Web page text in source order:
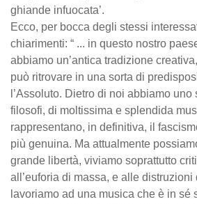
ghiande infuocata’.
Ecco, per bocca degli stessi
chiarimenti: “ ... in questo nostro
abbiamo un’antica tradizione
può ritrovare in una sorta di
l’Assoluto. Dietro di noi abbiamo
filosofi, di moltissima e splendida
rappresentano, in definitiva, il
più genuina. Ma attualmente
grande libertà, viviamo soprattutto
all’euforia di massa, e alle distruzioni
lavoriamo ad una musica che è in sé